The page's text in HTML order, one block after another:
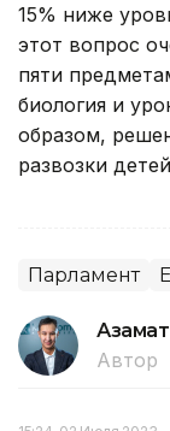
15% ниже
этот вопрос
пяти
биология и
образом,
развозки
Парламент
Автор